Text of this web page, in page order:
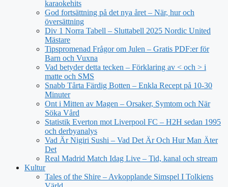
karaokehits
God fortsättning på det nya året – När, hur och
översättning
Div 1 Norra Tabell – Sluttabell 2025 Nordic United
Mästare
Tipspromenad Frågor om Julen – Gratis PDF:er för
Barn och Vuxna
Vad betyder detta tecken – Förklaring av < och > i
matte och SMS
Snabb Tårta Färdig Botten – Enkla Recept på 10-30
Minuter
Ont i Mitten av Magen – Orsaker, Symtom och När
Söka Vård
Statistik Everton mot Liverpool FC – H2H sedan 1995
och derbyanalys
Vad Är Nigiri Sushi – Vad Det Är Och Hur Man Äter
Det
Real Madrid Match Idag Live – Tid, kanal och stream
Kultur
Tales of the Shire – Avkopplande Simspel I Tolkiens